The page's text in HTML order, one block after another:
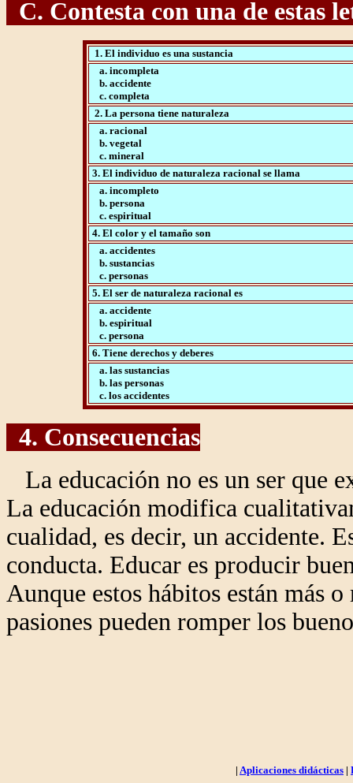
C. Contesta con una de estas
1. El individuo es una sustancia
a. incompleta
b. accidente
c. completa
2. La persona tiene naturaleza
a. racional
b. vegetal
c. mineral
3. El individuo de naturaleza racional se llama
a. incompleto
b. persona
c. espiritual
4. El color y el tamaño son
a. accidentes
b. sustancias
c. personas
5. El ser de naturaleza racional es
a. accidente
b. espiritual
c. persona
6. Tiene derechos y deberes
a. las sustancias
b. las personas
c. los accidentes
4. Consecuencias
La educación no es un ser que
La educación modifica
cualidad, es decir, un accidente.
conducta. Educar es producir
Aunque estos hábitos están más
pasiones pueden romper los
| Aplicaciones didácticas |